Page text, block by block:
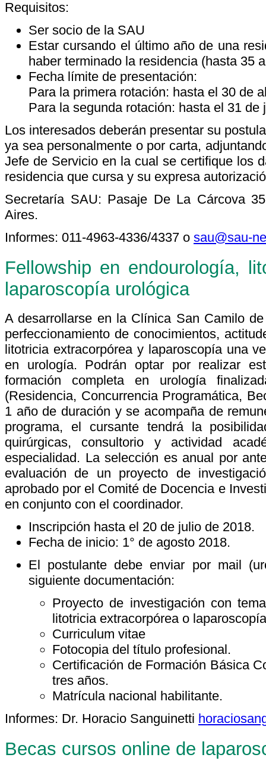
Requisitos:
Ser socio de la SAU
Estar cursando el último año de una
haber terminado la residencia (hasta 35
Fecha límite de presentación:
Para la primera rotación: hasta el 30 de
Para la segunda rotación: hasta el 31 de
Los interesados deberán presentar su
ya sea personalmente o por carta,
Jefe de Servicio en la cual se certifique los
residencia que cursa y su expresa
Secretaría SAU: Pasaje De La Cárcova
Aires.
Informes: 011-4963-4336/4337 o sau@sau-
Fellowship en endourología,
laparoscopía urológica
A desarrollarse en la Clínica San Camilo
perfeccionamiento de conocimientos,
litotricia extracorpórea y laparoscopía una
en urología. Podrán optar por realizar
formación completa en urología
(Residencia, Concurrencia Programática,
1 año de duración y se acompaña de
programa, el cursante tendrá la
quirúrgicas, consultorio y actividad
especialidad. La selección es anual por
evaluación de un proyecto de
aprobado por el Comité de Docencia e
en conjunto con el coordinador.
Inscripción hasta el 20 de julio de 2018.
Fecha de inicio: 1° de agosto 2018.
El postulante debe enviar por mail
siguiente documentación:
Proyecto de investigación con
litotricia extracorpórea o
Curriculum vitae
Fotocopia del título profesional.
Certificación de Formación Básica
tres años.
Matrícula nacional habilitante.
Informes: Dr. Horacio Sanguinetti
Becas cursos online de